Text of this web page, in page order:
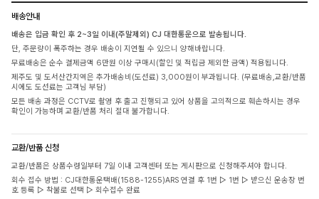
배송안내
배송은 입금 확인 후 2~3일 이내(주말제외) CJ 대한통운으로 발송됩니다.
단, 주문량이 폭주하는 경우 배송이 지연될 수 있으니 양해바랍니다.
무료배송은 순수 결제금액 6만원 이상 구매시(할인 및 적립금 제외한 금액) 적용됩니다.
제주도 및 도서산간지역은 추가배송비(도선료) 3,000원이 부과됩니다. (무료배송,교환/반품
시에도 도선료는 고객님 부담)
모든 배송 과정은 CCTV로 촬영 후 출고 진행되고 있어 상품을 고의적으로 훼손하시는 경우
확인이 가능하며 교환/반품 처리 절대 불가합니다.
교환/반품 신청
교환/반품은 상품수령일부터 7일 이내 고객센터 또는 게시판으로 신청해주셔야 합니다.
회수 접수 방법 : CJ대한통운택배(1588-1255)ARS 연결 후 1번 ▷ 1번 ▷ 받으신 운송장 번
호 등록 ▷ 착불로 선택 ▷ 회수접수 완료